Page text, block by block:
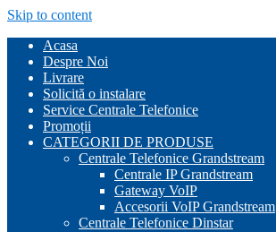
Skip to content
Acasa
Despre Noi
Livrare
Solicită o instalare
Service Centrale Telefonice
Promoții
CATEGORII DE PRODUSE
Centrale Telefonice Grandstream
Centrale IP Grandstream
Gateway VoIP
Accesorii VoIP Grandstream
Centrale Telefonice Dinstar